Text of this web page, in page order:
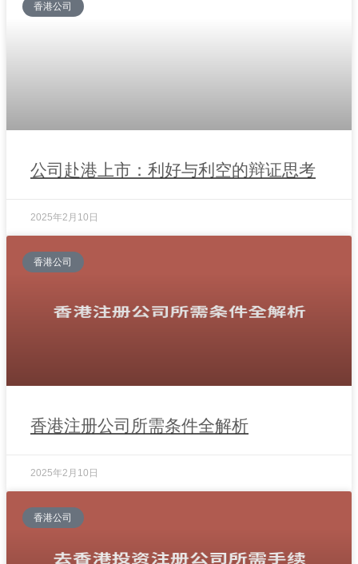
香港公司
公司赴港上市：利好与利空的辩证思考
2025年2月10日
香港公司
香港注册公司所需条件全解析
2025年2月10日
香港公司